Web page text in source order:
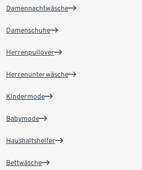
Damennachtwäsche
Damenschuhe
Herrenpullover
Herrenunterwäsche
Kindermode
Babymode
Haushaltshelfer
Bettwäsche